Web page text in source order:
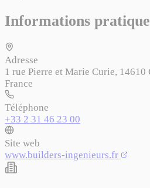
Informations
Adresse
1 rue Pierre et Marie Curie,
France
Téléphone
+33 2 31 46 23 00
Site web
www.builders-ingenieurs.fr